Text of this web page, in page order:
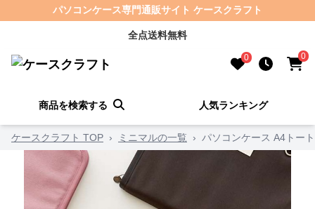
パソコンケース専門通販サイト ケースクラフト
全点送料無料
0 0
商品を検索する 人気ランキング
ケースクラフト TOP › ミニマルの一覧 › パソコンケース A4トー